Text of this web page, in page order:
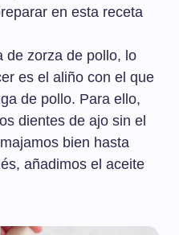
en esta receta
de zorza de pollo, lo
es el aliño con el que
de pollo. Para ello,
dientes de ajo sin el
bien hasta
añadimos el aceite